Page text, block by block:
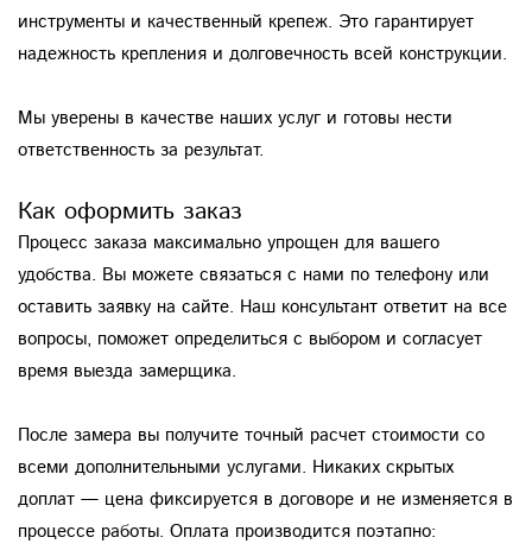
инструменты и качественный крепеж. Это гарантирует
надежность крепления и долговечность всей конструкции.
Мы уверены в качестве наших услуг и готовы нести
ответственность за результат.
Как оформить заказ
Процесс заказа максимально упрощен для вашего
удобства. Вы можете связаться с нами по телефону или
оставить заявку на сайте. Наш консультант ответит на все
вопросы, поможет определиться с выбором и согласует
время выезда замерщика.
После замера вы получите точный расчет стоимости со
всеми дополнительными услугами. Никаких скрытых
доплат — цена фиксируется в договоре и не изменяется в
процессе работы. Оплата производится поэтапно: